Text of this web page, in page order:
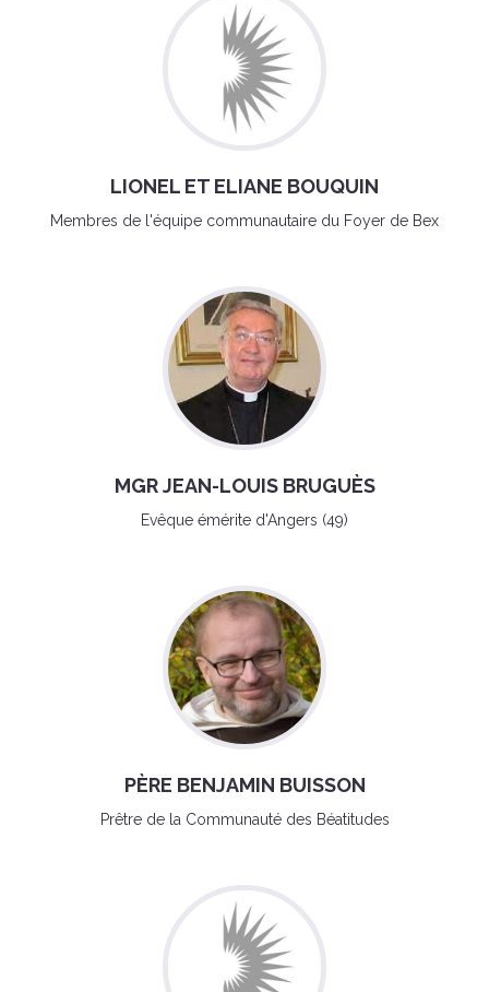
LIONEL ET ELIANE BOUQUIN
Membres de l'équipe communautaire du Foyer de Bex
MGR JEAN-LOUIS BRUGUÈS
Evêque émérite d'Angers (49)
PÈRE BENJAMIN BUISSON
Prêtre de la Communauté des Béatitudes